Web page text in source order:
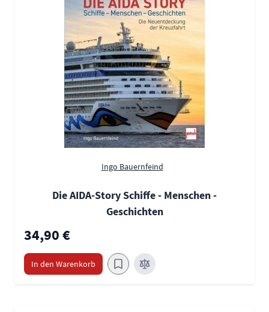
Ingo Bauernfeind
Die AIDA-Story Schiffe - Menschen -
Geschichten
34,90 €
In den Warenkorb